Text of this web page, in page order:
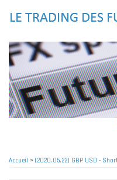
principal
Accueil > (2020.05.22) GBP USD -